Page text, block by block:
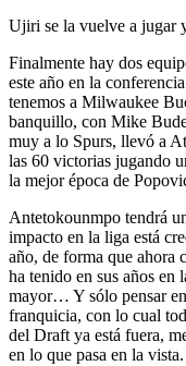
Ujiri se la vuelve a jugar
Finalmente hay dos
este año en la
tenemos a Milwaukee
banquillo, con Mike
muy a lo Spurs, llevó a
las 60 victorias jugando
la mejor época de
Antetokounmpo tendrá
impacto en la liga está
año, de forma que ahora
ha tenido en sus años
mayor… Y sólo pensar en
franquicia, con lo cual
del Draft ya está fuera,
en lo que pasa en la